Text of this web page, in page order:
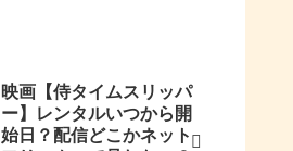
映画【侍タイムスリッパ
ー】レンタルいつから開
始日？配信どこかネット